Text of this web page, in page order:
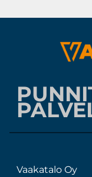
Vaakatalo Oy